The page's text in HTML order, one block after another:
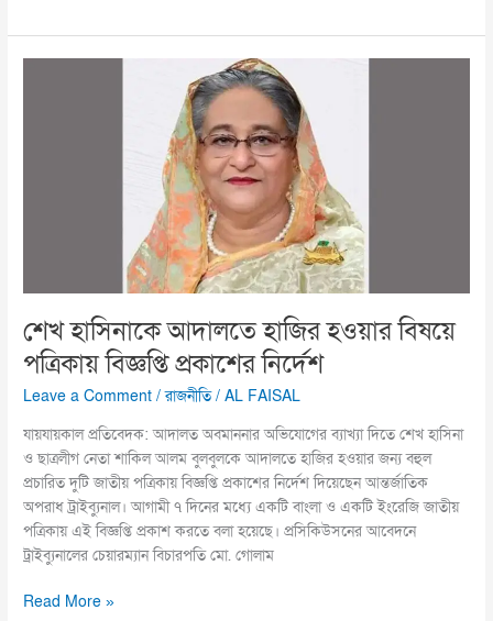
শেখ হাসিনাকে আদালতে হাজির হওয়ার বিষয়ে
পত্রিকায় বিজ্ঞপ্তি প্রকাশের নির্দেশ
Leave a Comment /রাজনীতি/AL FAISAL
যায়যায়কাল প্রতিবেদক: আদালত অবমাননার অভিযোগের ব্যাখ্যা দিতে শেখ হাসিনা
ও ছাত্রলীগ নেতা শাকিল আলম বুলবুলকে আদালতে হাজির হওয়ার জন্য বহুল
প্রচারিত দুটি জাতীয় পত্রিকায় বিজ্ঞপ্তি প্রকাশের নির্দেশ দিয়েছেন আন্তর্জাতিক
অপরাধ ট্রাইব্যুনাল। আগামী ৭ দিনের মধ্যে একটি বাংলা ও একটি ইংরেজি জাতীয়
পত্রিকায় এই বিজ্ঞপ্তি প্রকাশ করতে বলা হয়েছে। প্রসিকিউসনের আবেদনে
ট্রাইব্যুনালের চেয়ারম্যান বিচারপতি মো. গোলাম
Read More »